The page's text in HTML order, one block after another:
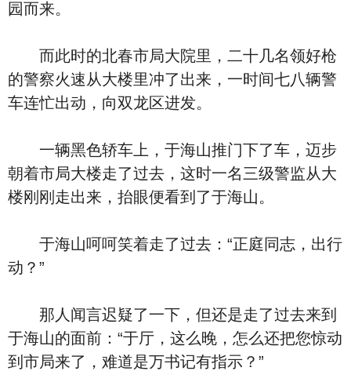
园而来。
而此时的北春市局大院里，二十几名领好枪
的警察火速从大楼里冲了出来，一时间七八辆警
车连忙出动，向双龙区进发。
一辆黑色轿车上，于海山推门下了车，迈步
朝着市局大楼走了过去，这时一名三级警监从大
楼刚刚走出来，抬眼便看到了于海山。
于海山呵呵笑着走了过去：“正庭同志，出行
动？”
那人闻言迟疑了一下，但还是走了过去来到
于海山的面前：“于厅，这么晚，怎么还把您惊动
到市局来了，难道是万书记有指示？”